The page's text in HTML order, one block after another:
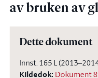
av bruken av
Dette dokument
Innst. 165 L
Kildedok: Dokument